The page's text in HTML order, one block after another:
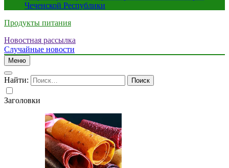
Чеченской Республики
Продукты питания
Новостная рассылка
Случайные новости
Меню
Найти:
Заголовки